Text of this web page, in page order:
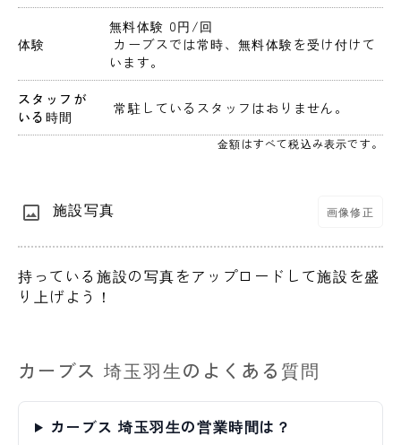
体験
無料体験 0円 /回
います。
スタッフが
いる時間
常駐しているスタッフはおりません。
金額はすべて税込み表示です。
施設写真 画像修正
持っている施設の写真をアップロードして施設を盛
り上げよう！
カーブス 埼玉羽生のよくある質問
カーブス 埼玉羽生の営業時間は？